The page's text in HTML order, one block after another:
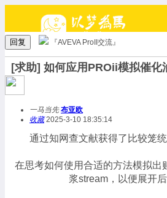
回复 『AVEVA ProII交流』
[求助] 如何应用PROii模拟催化
一马当先 布亚欧
收藏2025-3-10 18:35:14
通过知网查文献获得了比较笼
在思考如何使用合适的方法模拟出
浆stream，以便展开后